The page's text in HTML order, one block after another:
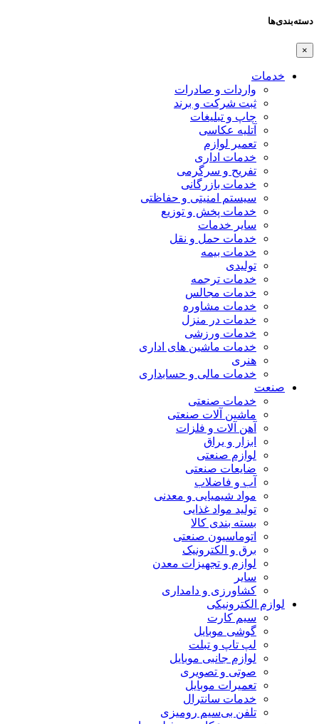
دسته‌بندی‌ها
×
خدمات
واردات و صادرات
ثبت شرکت و برند
چاپ و تبلیغات
آتلیه عکاسی
تعمیر لوازم
خدمات اداری
تفریح و سرگرمی
خدمات بازرگانی
سیستم امنیتی و حفاظتی
خدمات پخش و توزیع
سایر خدمات
خدمات حمل و نقل
خدمات بیمه
تولیدی
خدمات ترجمه
خدمات مجالس
خدمات مشاوره
خدمات در منزل
خدمات ورزشی
خدمات ماشین های اداری
هنری
خدمات مالی و حسابداری
صنعت
خدمات صنعتی
ماشین آلات صنعتی
آهن آلات و فلزات
ابزار و یراق
لوازم صنعتی
ضایعات صنعتی
آب و فاضلاب
مواد شیمیایی و معدنی
تولید مواد غذایی
بسته بندی کالا
اتوماسیون صنعتی
برق و الکترونیک
لوازم و تجهیزات معدن
سایر
کشاورزی و دامداری
لوازم الکترونیکی
سیم کارت
گوشی موبایل
لپ تاپ و تبلت
لوازم جانبی موبایل
صوتی و تصویری
تعمیرات موبایل
خدمات سانترال
تلفن بی‌سیم رومیزی